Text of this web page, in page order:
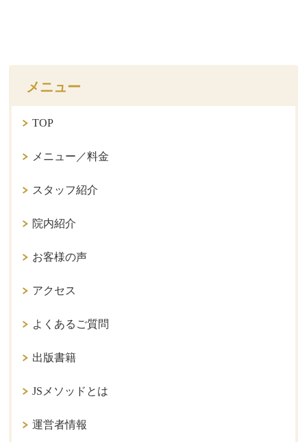
メニュー
TOP
メニュー／料金
スタッフ紹介
院内紹介
お客様の声
アクセス
よくあるご質問
出版書籍
JSメソッドとは
運営者情報